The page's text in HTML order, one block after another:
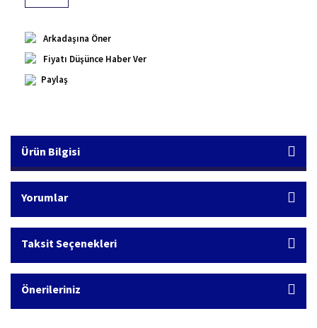
Arkadaşına Öner
Fiyatı Düşünce Haber Ver
Paylaş
Ürün Bilgisi
Yorumlar
Taksit Seçenekleri
Önerileriniz